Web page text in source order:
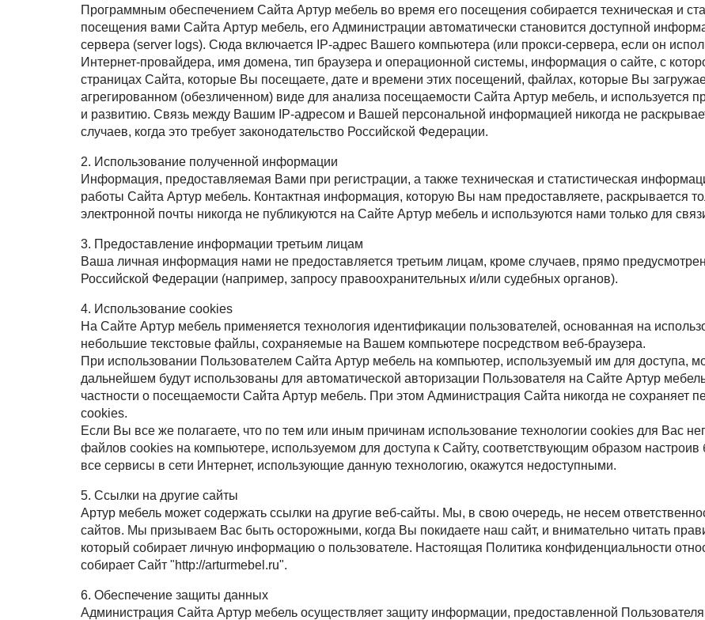
Программным обеспечением Сайта Артур мебель во время его посещения собирается техническая и
посещения вами Сайта Артур мебель, его Администрации автоматически становится доступной
сервера (server logs). Сюда включается IP-адрес Вашего компьютера (или прокси-сервера, если он
Интернет-провайдера, имя домена, тип браузера и операционной системы, информация о сайте, с
страницах Сайта, которые Вы посещаете, дате и времени этих посещений, файлах, которые Вы
агрегированном (обезличенном) виде для анализа посещаемости Сайта Артур мебель, и используется
и развитию. Связь между Вашим IP-адресом и Вашей персональной информацией никогда не
случаев, когда это требует законодательство Российской Федерации.
2. Использование полученной информации
Информация, предоставляемая Вами при регистрации, а также техническая и статистическая
работы Сайта Артур мебель. Контактная информация, которую Вы нам предоставляете, раскрывается
электронной почты никогда не публикуются на Сайте Артур мебель и используются нами только для
3. Предоставление информации третьим лицам
Ваша личная информация нами не предоставляется третьим лицам, кроме случаев, прямо
Российской Федерации (например, запросу правоохранительных и/или судебных органов).
4. Использование cookies
На Сайте Артур мебель применяется технология идентификации пользователей, основанная на
небольшие текстовые файлы, сохраняемые на Вашем компьютере посредством веб-браузера.
При использовании Пользователем Сайта Артур мебель на компьютер, используемый им для доступа,
дальнейшем будут использованы для автоматической авторизации Пользователя на Сайте Артур
частности о посещаемости Сайта Артур мебель. При этом Администрация Сайта никогда не сохраняет
cookies.
Если Вы все же полагаете, что по тем или иным причинам использование технологии cookies для Вас
файлов cookies на компьютере, используемом для доступа к Сайту, соответствующим образом настроив
все сервисы в сети Интернет, использующие данную технологию, окажутся недоступными.
5. Ссылки на другие сайты
Артур мебель может содержать ссылки на другие веб-сайты. Мы, в свою очередь, не несем
сайтов. Мы призываем Вас быть осторожными, когда Вы покидаете наш сайт, и внимательно читать
который собирает личную информацию о пользователе. Настоящая Политика конфиденциальности
собирает Сайт "http://arturmebel.ru".
6. Обеспечение защиты данных
Администрация Сайта Артур мебель осуществляет защиту информации, предоставленной